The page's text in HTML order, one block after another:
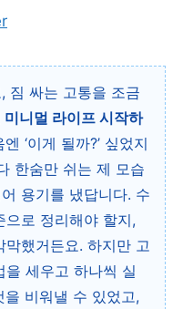
짐 싸는 고통을 조금
미니멀 라이프 시작하
‘이게 될까?’ 싶었지
한숨만 쉬는 제 모습
용기를 냈답니다. 수
으로 정리해야 할지,
했거든요. 하지만 고
세우고 하나씩 실
비워낼 수 있었고,